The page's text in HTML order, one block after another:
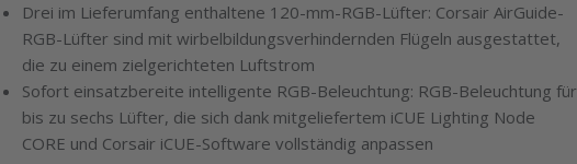
Drei im Lieferumfang enthaltene 120-mm-RGB-Lüfter: Corsair AirGuide-
RGB-Lüfter sind mit wirbelbildungsverhindernden Flügeln ausgestattet,
die zu einem zielgerichteten Luftstrom
Sofort einsatzbereite intelligente RGB-Beleuchtung: RGB-Beleuchtung für
bis zu sechs Lüfter, die sich dank mitgeliefertem iCUE Lighting Node
CORE und Corsair iCUE-Software vollständig anpassen